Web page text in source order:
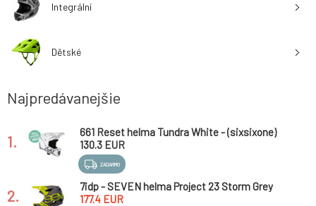
Integrální
Dětské
Najpredávanejšie
1.
ZADARMO
661 Reset helma Tundra White - (sixsixone)
130.3 EUR
2.
7idp - SEVEN helma Project 23 Storm Grey
Bright Yellow
177.4 EUR